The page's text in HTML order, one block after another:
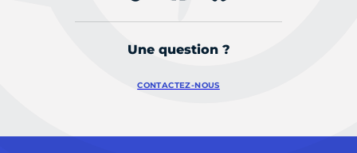
Une question ?
CONTACTEZ-NOUS